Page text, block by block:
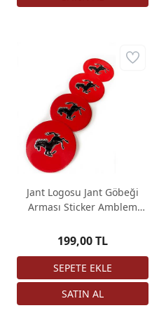
Jant Logosu Jant Göbeği
Arması Sticker Amblem
67mm
199,00 TL